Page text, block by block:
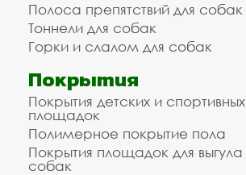
Полоса препятствий для собак
Тоннели для собак
Горки и слалом для собак
Покрытия
Покрытия детских и спортивных
площадок
Полимерное покрытие пола
Покрытия площадок для выгула
собак